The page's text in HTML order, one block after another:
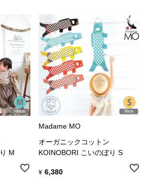
M
Madame MO
オーガニックコットン
KOINOBORI こいのぼり S
¥ 6,380